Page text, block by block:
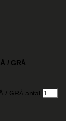
/ GRÅ
/ GRÅ antal